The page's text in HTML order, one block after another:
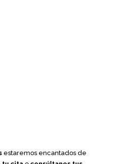
estaremos encantados de